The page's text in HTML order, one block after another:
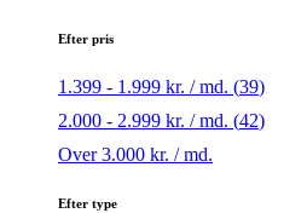
Efter pris
1.399 - 1.999 kr. / md. (39)
2.000 - 2.999 kr. / md. (42)
Over 3.000 kr. / md.
Efter type